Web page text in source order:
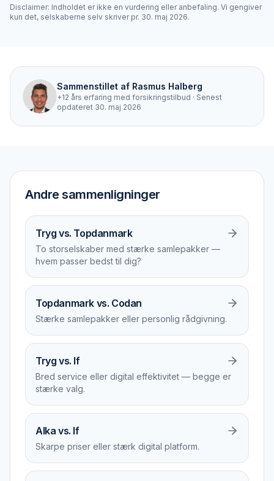
Disclaimer: Indholdet er ikke en vurdering eller anbefaling. Vi gengiver
kun det, selskaberne selv skriver pr. 30. maj 2026.
Sammenstillet af Rasmus Halberg
+12 års erfaring med forsikringstilbud · Senest
opdateret 30. maj 2026
Andre sammenligninger
Tryg vs. Topdanmark
To storselskaber med stærke samlepakker —
hvem passer bedst til dig?
Topdanmark vs. Codan
Stærke samlepakker eller personlig rådgivning.
Tryg vs. If
Bred service eller digital effektivitet — begge er
stærke valg.
Alka vs. If
Skarpe priser eller stærk digital platform.